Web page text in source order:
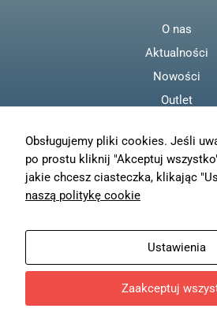
O nas
Aktualności
Nowości
Outlet
Polityka
Moje konto
Wysyłka
Zwroty
© TN KUL - 2023
Obsługujemy pliki cookies. Jeśli
po prostu kliknij "Akceptuj
jakie chcesz ciasteczka, klikając
naszą politykę cookie
Ustawienia
Zaakceptuj